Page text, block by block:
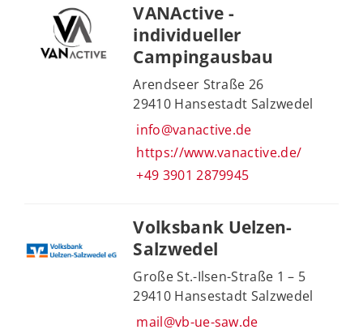
VANActive -
individueller
Campingausbau
Arendseer Straße 26
29410 Hansestadt Salzwedel
info@vanactive.de
https://www.vanactive.de/
+49 3901 2879945
Volksbank Uelzen-
Salzwedel
Große St.-Ilsen-Straße 1 – 5
29410 Hansestadt Salzwedel
mail@vb-ue-saw.de